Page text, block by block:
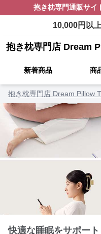
抱き枕専門通販サイ
10,000円以
抱き枕専門店 Dream
新着商品 商
抱き枕専門店 Dream Pillow
快適な睡眠をサポー